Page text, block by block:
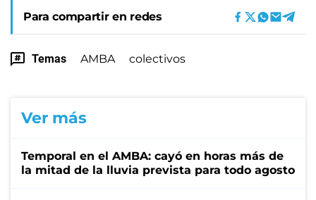
Para compartir en redes
Temas AMBA colectivos
Ver más
Temporal en el AMBA: cayó en horas más de
la mitad de la lluvia prevista para todo agosto